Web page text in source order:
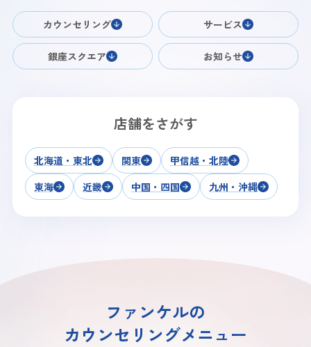
カウンセリング サービス
銀座スクエア お知らせ
店舗をさがす
北海道・東北 関東
甲信越・北陸
東海
近畿 中国・四国 九州・沖縄
ファンケルの
カウンセリングメニュー